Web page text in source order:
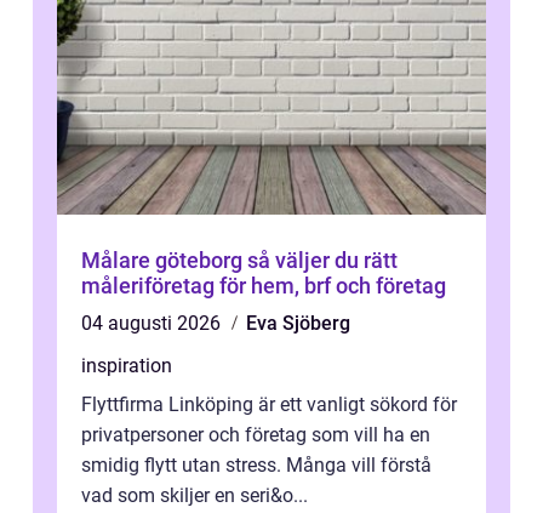
Målare göteborg så väljer du rätt
måleriföretag för hem, brf och företag
04 augusti 2026
Eva Sjöberg
inspiration
Flyttfirma Linköping är ett vanligt sökord för
privatpersoner och företag som vill ha en
smidig flytt utan stress. Många vill förstå
vad som skiljer en seri&o...